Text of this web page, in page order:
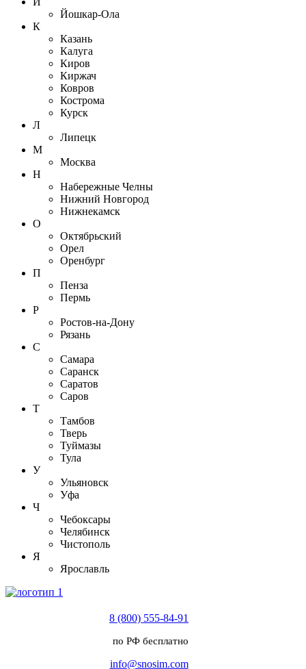
Йошкар-Ола
К
Казань
Калуга
Киров
Киржач
Ковров
Кострома
Курск
Л
Липецк
М
Москва
Н
Набережные Челны
Нижний Новгород
Нижнекамск
О
Октябрьский
Орел
Оренбург
П
Пенза
Пермь
Р
Ростов-на-Дону
Рязань
С
Самара
Саранск
Саратов
Саров
Т
Тамбов
Тверь
Туймазы
Тула
У
Ульяновск
Уфа
Ч
Чебоксары
Челябинск
Чистополь
Я
Ярославль
8 (800) 555-84-91
по РФ бесплатно
info@snosim.com